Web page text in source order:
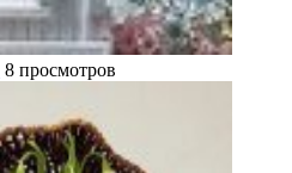
8 просмотров